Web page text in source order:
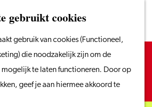
gebruikt cookies
gebruik van cookies (Functioneel,
die noodzakelijk zijn om de
te laten functioneren. Door op
geef je aan hiermee akkoord te
Menu
ZoekenVanaf het water
wandelen
Winkelen
Eten & drinken
Met kinderen
Zoeken
is niet meer beschikbaar.
aanbodvoor de beschikbare
opties.